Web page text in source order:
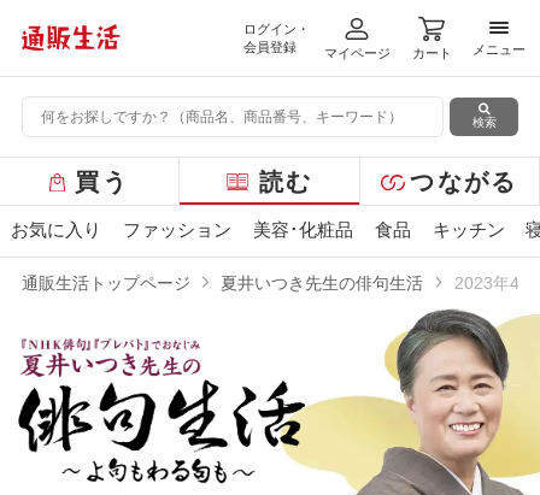
ログイン・
会員登録
マイページ カート
メニ
メニュー
検索
ー
バ
買う 読む つながる
お気に入り ファッション 美容･化粧品 食品 キッチン
通販生活トップページ 夏井いつき先生の俳句生活 2023年4